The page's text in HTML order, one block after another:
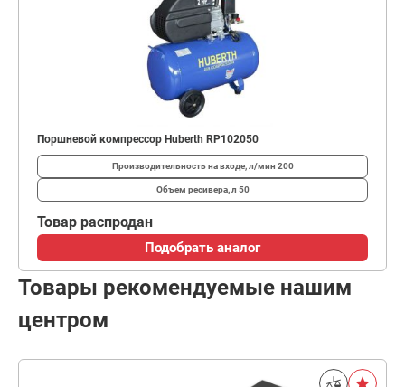
Поршневой компрессор Huberth RP102050
Производительность на входе, л/мин 200
Объем ресивера, л 50
Товар распродан
Подобрать аналог
Товары рекомендуемые нашим
центром